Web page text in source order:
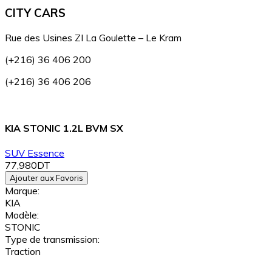
CITY CARS
Rue des Usines ZI La Goulette – Le Kram
(+216) 36 406 200
(+216) 36 406 206
KIA STONIC 1.2L BVM SX
SUV Essence
77,980DT
Ajouter aux Favoris
Marque:
KIA
Modèle:
STONIC
Type de transmission:
Traction